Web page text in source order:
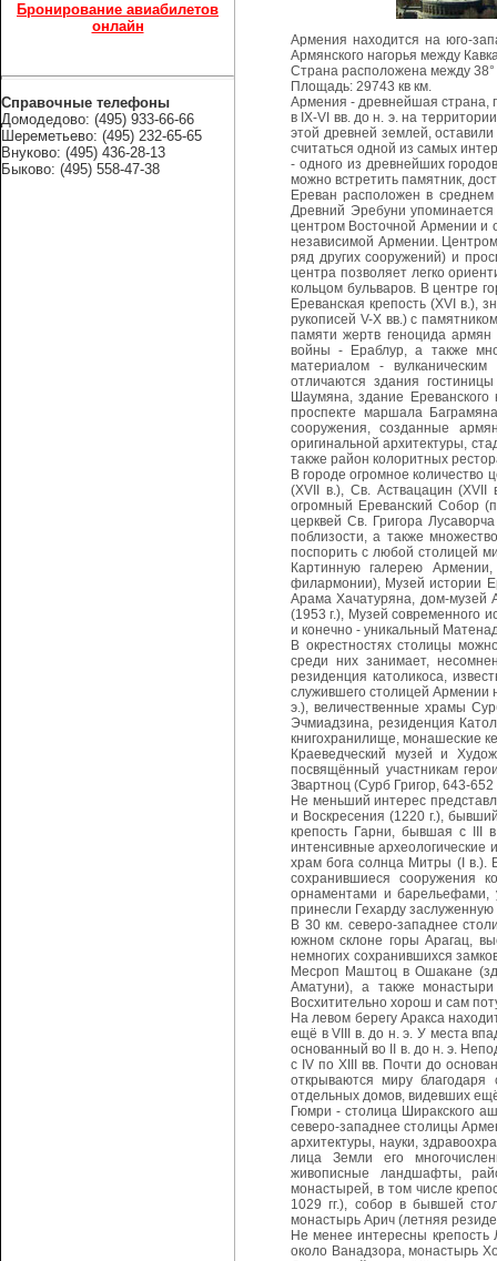
Бронирование авиабилетов
онлайн
Справочные телефоны
Домодедово: (495) 933-66-66
Шереметьево: (495) 232-65-65
Внуково: (495) 436-28-13
Быково: (495) 558-47-38
Армения находится на юго-
Армянского нагорья между
Страна расположена между 38°
Площадь: 29743 кв км.
Армения - древнейшая страна,
в IX-VI вв. до н. э. на
этой древней землей,
считаться одной из самых
- одного из древнейших
можно встретить памятник,
Ереван расположен в
Древний Эребуни
центром Восточной Армении и
независимой Армении.
ряд других сооружений) и
центра позволяет легко
кольцом бульваров. В центре
Ереванская крепость (XVI в.),
рукописей V-X вв.) с
памяти жертв геноцида
войны - Ераблур, а также
материалом -
отличаются здания
Шаумяна, здание
проспекте маршала
сооружения, созданные
оригинальной архитектуры,
также район колоритных
В городе огромное количество
(XVII в.), Св. Аствацацин (XVII
огромный Ереванский Собор
церквей Св. Григора
поблизости, а также
поспорить с любой столицей
Картинную галерею
филармонии), Музей истории
Арама Хачатуряна, дом-музей
(1953 г.), Музей современного
и конечно - уникальный
В окрестностях столицы
среди них занимает,
резиденция католикоса,
служившего столицей Армении
э.), величественные храмы
Эчмиадзина, резиденция
книгохранилище, монашеские
Краеведческий музей и
посвящённый участникам
Звартноц (Сурб Григор, 643-
Не меньший интерес
и Воскресения (1220 г.),
крепость Гарни, бывшая с III
интенсивные
храм бога солнца Митры (I в.).
сохранившиеся сооружения
орнаментами и барельефами,
принесли Гехарду
В 30 км. северо-западнее
южном склоне горы Арагац,
немногих сохранившихся
Месроп Маштоц в Ошакане
Аматуни), а также
Восхитительно хорош и сам
На левом берегу Аракса
ещё в VIII в. до н. э. У места
основанный во II в. до н. э.
с IV по XIII вв. Почти до
открываются миру
отдельных домов, видевших
Гюмри - столица Ширакского
северо-западнее столицы
архитектуры, науки,
лица Земли его
живописные ландшафты,
монастырей, в том числе
1029 гг.), собор в бывшей
монастырь Арич (летняя
Не менее интересны крепость
около Ванадзора, монастырь